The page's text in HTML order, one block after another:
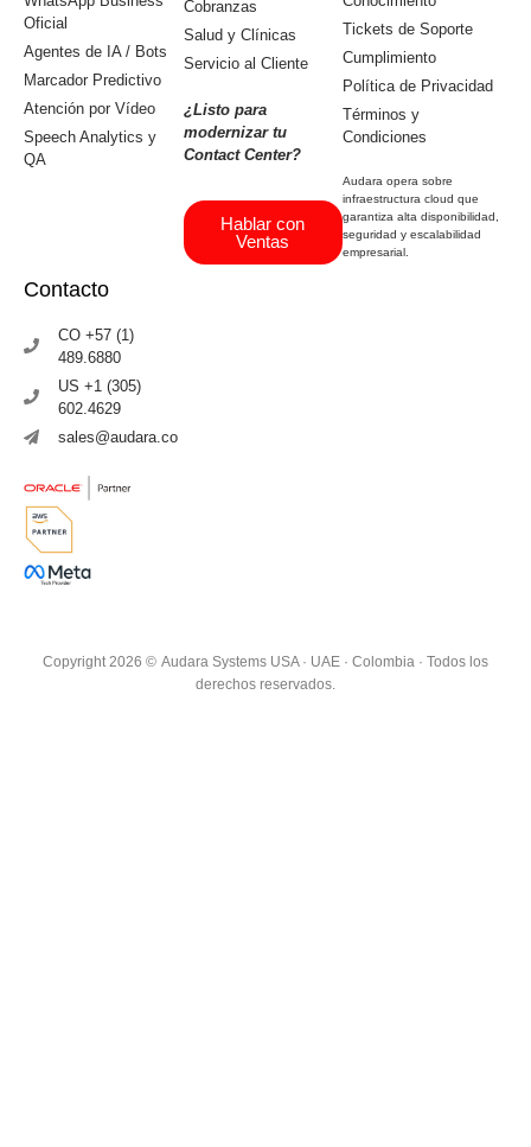
Oficial
Agentes de IA / Bots
Marcador Predictivo
Atención por Vídeo
Speech Analytics y
QA
Cobranzas
Salud y Clínicas
Servicio al Cliente
¿Listo para
modernizar tu
Contact Center?
Hablar con
Ventas
Tickets de Soporte
Cumplimiento
Política de Privacidad
Términos y
Condiciones
Audara opera sobre
infraestructura cloud que
garantiza alta disponibilidad,
seguridad y escalabilidad
empresarial.
Contacto
CO +57 (1)
489.6880
US +1 (305)
602.4629
sales@audara.co
Copyright 2026 © Audara Systems USA · UAE · Colombia · Todos los
derechos reservados.